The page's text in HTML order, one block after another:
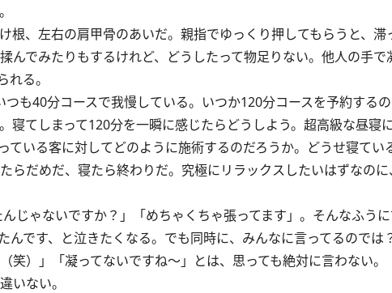
、左右の肩甲骨のあいだ。親指でゆっくり押してもらうと、滞
んでみたりもするけれど、どうしたって物足りない。他人の手で
る。
も40分コースで我慢している。いつか120分コースを予約する
寝てしまって120分を一瞬に感じたらどうしよう。超高級な昼寝
ている客に対してどのように施術するのだろうか。どうせ寝てい
らだめだ、寝たら終わりだ。究極にリラックスしたいはずなの
じゃないですか？」「めちゃくちゃ張ってます」。そんなふう
んです、と泣きたくなる。でも同時に、みんなに言ってるのでは
笑）」「凝ってないですね～」とは、思っても絶対に言わない。
いない。